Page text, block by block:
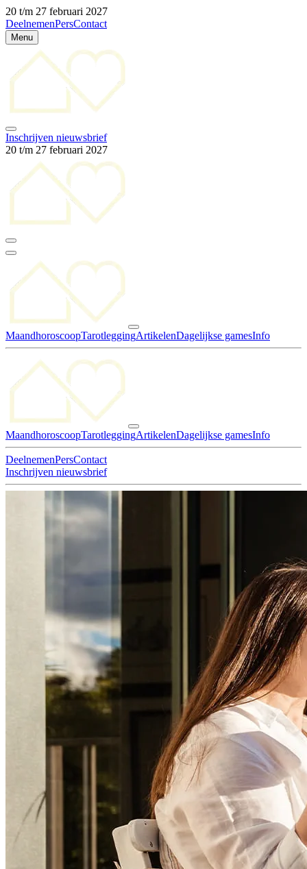
20 t/m 27 februari 2027
DeelnemenPersContact
Menu
Inschrijven nieuwsbrief
20 t/m 27 februari 2027
MaandhoroscoopTarotleggingArtikelenDagelijkse gamesInfo
MaandhoroscoopTarotleggingArtikelenDagelijkse gamesInfo
DeelnemenPersContact
Inschrijven nieuwsbrief